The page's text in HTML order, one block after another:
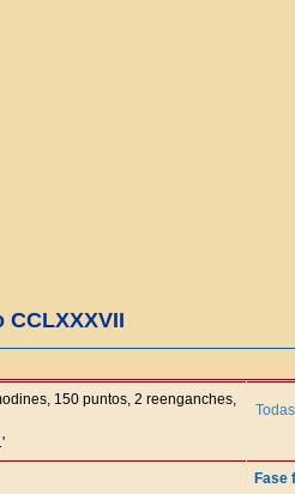
150 puntos, 2 reenganches,
Fase